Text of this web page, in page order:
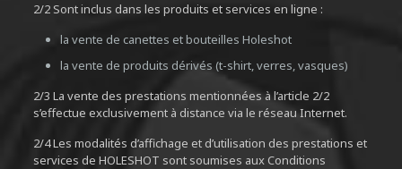
2/2 Sont inclus dans les produits et services en ligne :
la vente de canettes et bouteilles Holeshot
la vente de produits dérivés (t-shirt, verres, vasques)
2/3 La vente des prestations mentionnées à l’article 2/2
s’effectue exclusivement à distance via le réseau Internet.
2/4 Les modalités d’affichage et d’utilisation des prestations et
services de HOLESHOT sont soumises aux Conditions